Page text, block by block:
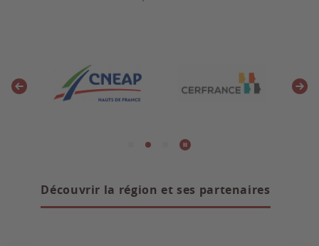
Découvrir la région et ses partenaires